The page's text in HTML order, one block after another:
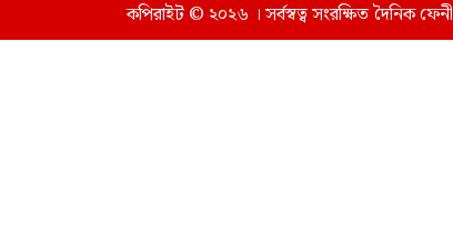
কপিরাইট © ২০২৬ । সর্বস্বত্ব সংরক্ষিত দৈনিক ফেনী